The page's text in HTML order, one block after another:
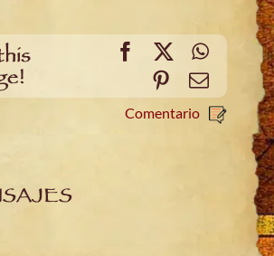
Facebook
X
Pinterest
Email
Comentario